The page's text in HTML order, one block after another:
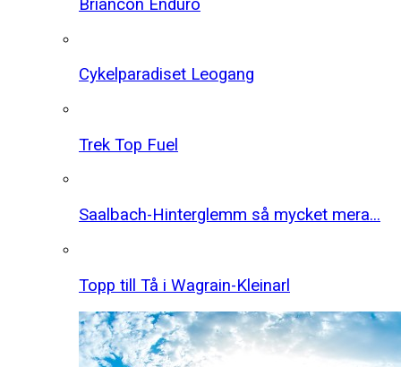
Briancon Enduro
Cykelparadiset Leogang
Trek Top Fuel
Saalbach-Hinterglemm så mycket mera...
Topp till Tå i Wagrain-Kleinarl